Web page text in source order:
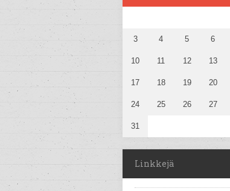
3 4 5 6
10 11 12 13
17 18 19 20
24 25 26 27
31
Linkkejä